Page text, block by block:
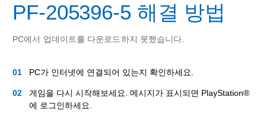
PF-205396-5 해결 방법
PC에서 업데이트를 다운로드하지 못했습니다.
PC가 인터넷에 연결되어 있는지 확인하세요.
게임을 다시 시작해보세요. 메시지가 표시되면 PlayStation®
에 로그인하세요.